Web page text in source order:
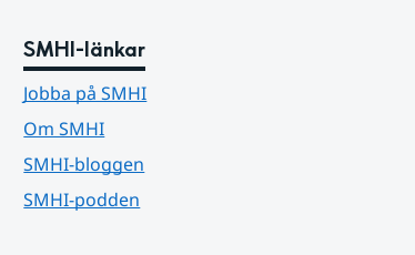
SMHI-länkar
Jobba på SMHI
Om SMHI
SMHI-bloggen
SMHI-podden